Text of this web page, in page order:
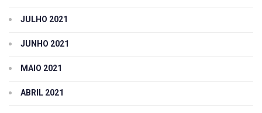
JULHO 2021
JUNHO 2021
MAIO 2021
ABRIL 2021